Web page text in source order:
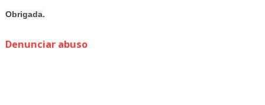
Obrigada.
Denunciar abuso